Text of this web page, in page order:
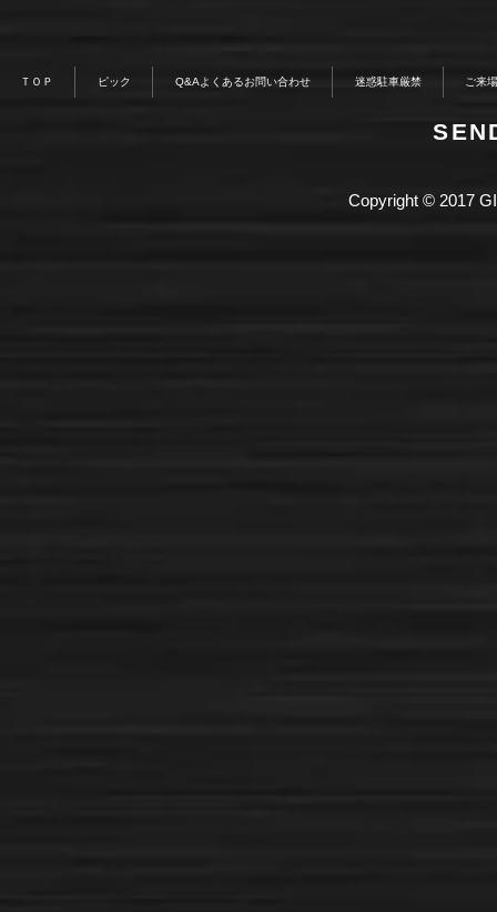
ＴＯＰ ピック Q&Aよくあるお問い合わせ 迷惑駐車厳禁 ご来
Copyright © 2017